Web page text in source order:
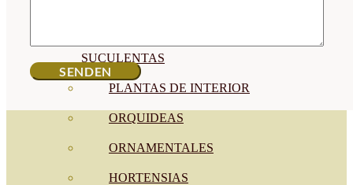
SUCULENTAS
PLANTAS DE INTERIOR
ORQUIDEAS
ORNAMENTALES
HORTENSIAS